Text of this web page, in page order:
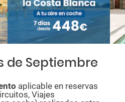
de Septiembre
aplicable en reservas
Viajes